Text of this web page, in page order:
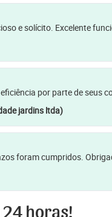
e solícito. Excelente
por parte de seus
jardins ltda)
foram cumpridos.
24 horas!